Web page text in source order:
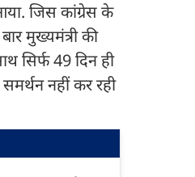
जिस कांग्रेस के
मुख्यमंत्री की
सिर्फ 49 दिन ही
नहीं कर रही